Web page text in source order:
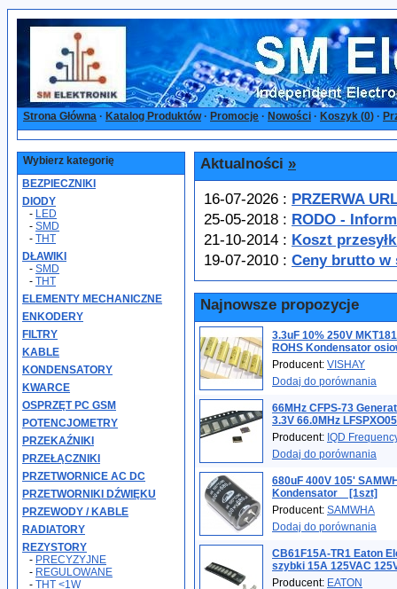
Strona Główna · Katalog Produktów· Promocje · Nowości · Koszyk (0) ·
Wybierz kategorię
BEZPIECZNIKI
DIODY
- LED
- SMD
- THT
DŁAWIKI
- SMD
- THT
ELEMENTY MECHANICZNE
ENKODERY
FILTRY
KABLE
KONDENSATORY
KWARCE
OSPRZĘT PC GSM
POTENCJOMETRY
PRZEKAŹNIKI
PRZEŁĄCZNIKI
PRZETWORNICE AC DC
PRZETWORNIKI DŹWIĘKU
PRZEWODY / KABLE
RADIATORY
REZYSTORY
- PRECYZYJNE
- REGULOWANE
- THT <1W
Aktualności »
16-07-2026 : PRZERWA
25-05-2018 : RODO -
21-10-2014 : Koszt
19-07-2010 : Ceny brutto w
Najnowsze propozycje
3.3uF 10% 250V
ROHS Kondensator
Producent: VISHAY
Dodaj do porównania
66MHz CFPS-73
3.3V 66.0MHz
Producent: IQD
Dodaj do porównania
680uF 400V 105'
Kondensator _ [1szt]
Producent: SAMWHA
Dodaj do porównania
CB61F15A-TR1 Eaton
szybki 15A 125VAC
Producent: EATON